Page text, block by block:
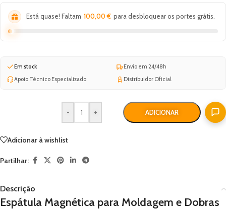
Está quase! Faltam 100,00€ para desbloquear os portes grátis.
Em stock
Envio em 24/48h
Apoio Técnico Especializado
Distribuidor Oficial
- + ADICIONAR
Adicionar à wishlist
Partilhar:
Descrição
Espátula Magnética para Moldagem e Dobras